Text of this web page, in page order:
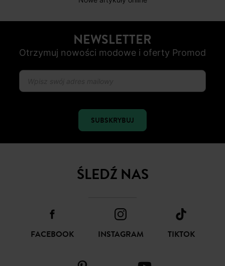
NEWSLETTER
Otrzymuj nowości modowe i oferty Promod
SUBSKRYBUJ
ŚLEDŹ NAS
FACEBOOK INSTAGRAM TIKTOK